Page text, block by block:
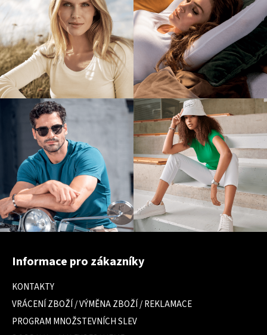
Z
Informace pro zákazníky
KONTAKTY
VRÁCENÍ ZBOŽÍ / VÝMĚNA ZBOŽÍ / REKLAMACE
PROGRAM MNOŽSTEVNÍCH SLEV